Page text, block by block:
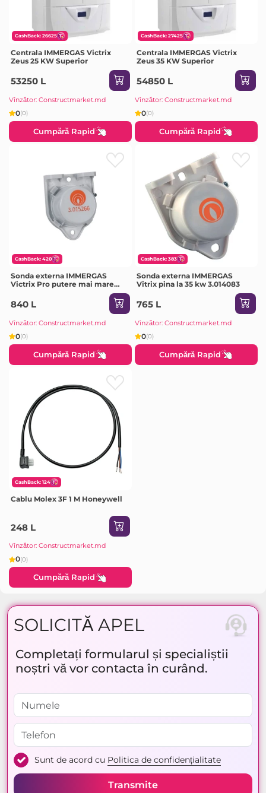
CashBack: 26625
Centrala IMMERGAS Victrix
Zeus 25 KW Superior
53250 L
Vînzător: Constructmarket.md
0(0)
Cumpără Rapid
CashBack: 27425
Centrala IMMERGAS Victrix
Zeus 35 KW Superior
54850 L
Vînzător: Constructmarket.md
0(0)
Cumpără Rapid
CashBack: 420
Sonda externa IMMERGAS
Victrix Pro putere mai mare
840 L
Vînzător: Constructmarket.md
0(0)
Cumpără Rapid
CashBack: 383
Sonda externa IMMERGAS
Vitrix pina la 35 kw 3.014083
765 L
Vînzător: Constructmarket.md
0(0)
Cumpără Rapid
CashBack: 124
Cablu Molex 3F 1 M Honeywell
248 L
Vînzător: Constructmarket.md
0(0)
Cumpără Rapid
SOLICITĂ APEL
Completați formularul și specialiștii
noștri vă vor contacta în curând.
Sunt de acord cu Politica de confidențialitate
Transmite